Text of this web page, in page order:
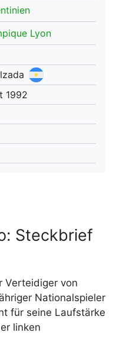
Lyon
1992
Steckbrief
Verteidiger von
Nationalspieler
für seine Laufstärke
linken